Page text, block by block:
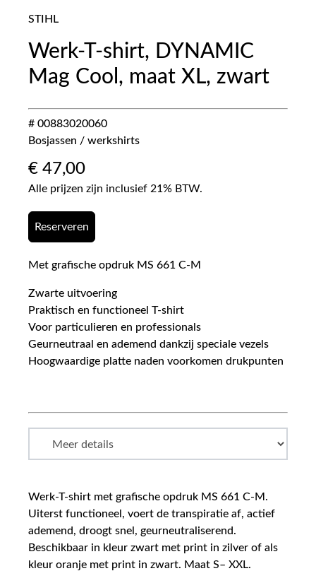
STIHL
Werk-T-shirt, DYNAMIC
Mag Cool, maat XL, zwart
# 00883020060
Bosjassen / werkshirts
€ 47,00
Alle prijzen zijn inclusief 21% BTW.
Reserveren
Met grafische opdruk MS 661 C-M
Zwarte uitvoering
Praktisch en functioneel T-shirt
Voor particulieren en professionals
Geurneutraal en ademend dankzij speciale vezels
Hoogwaardige platte naden voorkomen drukpunten
Werk-T-shirt met grafische opdruk MS 661 C-M.
Uiterst functioneel, voert de transpiratie af, actief
ademend, droogt snel, geurneutraliserend.
Beschikbaar in kleur zwart met print in zilver of als
kleur oranje met print in zwart. Maat S– XXL.